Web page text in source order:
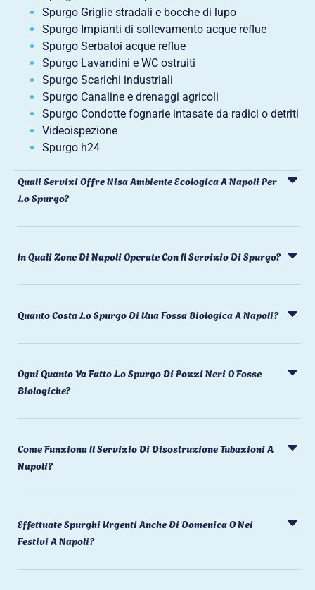
Spurgo Griglie stradali e bocche di lupo
Spurgo Impianti di sollevamento acque reflue
Spurgo Serbatoi acque reflue
Spurgo Lavandini e WC ostruiti
Spurgo Scarichi industriali
Spurgo Canaline e drenaggi agricoli
Spurgo Condotte fognarie intasate da radici o detriti
Videoispezione
Spurgo h24
Quali Servizi Offre Nisa Ambiente Ecologica A Napoli Per
Lo Spurgo?
In Quali Zone Di Napoli Operate Con Il Servizio Di Spurgo?
Quanto Costa Lo Spurgo Di Una Fossa Biologica A Napoli?
Ogni Quanto Va Fatto Lo Spurgo Di Pozzi Neri O Fosse
Biologiche?
Come Funziona Il Servizio Di Disostruzione Tubazioni A
Napoli?
Effettuate Spurghi Urgenti Anche Di Domenica O Nei
Festivi A Napoli?